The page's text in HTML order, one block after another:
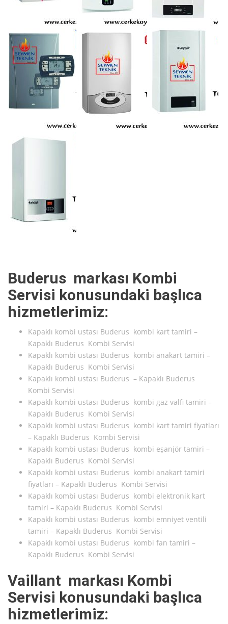
Buderus markası Kombi
Servisi konusundaki başlıca
hizmetlerimiz:
Kapaklı kombi ustası Buderus kombi kart tamiri –
Kapaklı Buderus Kombi Servisi
Kapaklı kombi ustası Buderus kombi anakart tamiri –
Kapaklı Buderus Kombi Servisi
Kapaklı kombi ustası Buderus – Kapaklı Buderus
Kombi Servisi
Kapaklı kombi ustası Buderus kombi gaz valfi tamiri –
Kapaklı Buderus Kombi Servisi
Kapaklı kombi ustası Buderus kombi kart tamiri fiyatları
– Kapaklı Buderus Kombi Servisi
Kapaklı kombi ustası Buderus kombi eşanjör tamiri –
Kapaklı Buderus Kombi Servisi
Kapaklı kombi ustası Buderus kombi anakart tamiri
fiyatları – Kapaklı Buderus Kombi Servisi
Kapaklı kombi ustası Buderus kombi elektronik kart
tamiri – Kapaklı Buderus Kombi Servisi
Kapaklı kombi ustası Buderus kombi emniyet ventili
tamiri – Kapaklı Buderus Kombi Servisi
Kapaklı kombi ustası Buderus kombi fan tamiri –
Kapaklı Buderus Kombi Servisi
Vaillant markası Kombi
Servisi konusundaki başlıca
hizmetlerimiz: